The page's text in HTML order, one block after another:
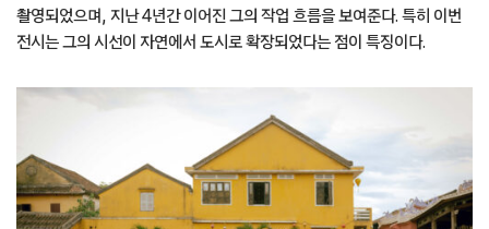
촬영되었으며, 지난 4년간 이어진 그의 작업 흐름을 보여준다. 특히 이번
전시는 그의 시선이 자연에서 도시로 확장되었다는 점이 특징이다.